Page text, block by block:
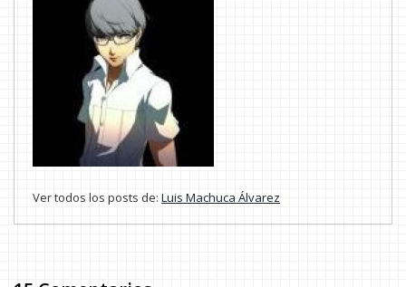
Ver todos los posts de: Luis Machuca Álvarez